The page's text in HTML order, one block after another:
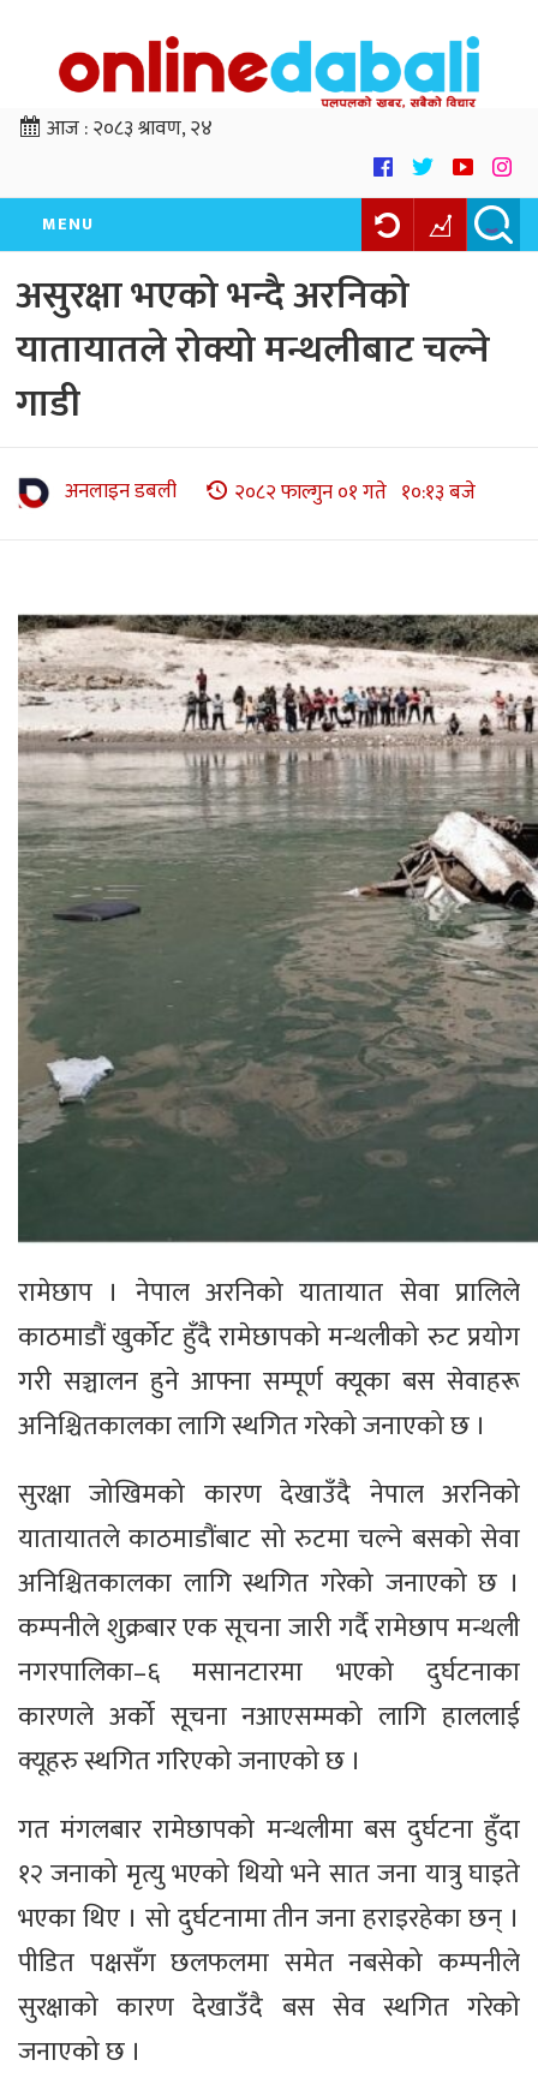
आज :२०८३ श्रावण, २४
MENU
असुरक्षा भएको भन्दै अरनिको
यातायातले रोक्यो मन्थलीबाट चल्ने
गाडी
अनलाइन डबली २०८२ फाल्गुन ०१ गते १०:१३ बजे
रामेछाप । नेपाल अरनिको यातायात सेवा प्रालिले
काठमाडौं खुर्कोट हुँदै रामेछापको मन्थलीको रुट प्रयोग
गरी सञ्चालन हुने आफ्ना सम्पूर्ण क्यूका बस सेवाहरू
अनिश्चितकालका लागि स्थगित गरेको जनाएको छ ।
सुरक्षा जोखिमको कारण देखाउँदै नेपाल अरनिको
यातायातले काठमाडौंबाट सो रुटमा चल्ने बसको सेवा
अनिश्चितकालका लागि स्थगित गरेको जनाएको छ ।
कम्पनीले शुक्रबार एक सूचना जारी गर्दै रामेछाप मन्थली
नगरपालिका–६ मसानटारमा भएको दुर्घटनाका
कारणले अर्को सूचना नआएसम्मको लागि हाललाई
क्यूहरु स्थगित गरिएको जनाएको छ ।
गत मंगलबार रामेछापको मन्थलीमा बस दुर्घटना हुँदा
१२ जनाको मृत्यु भएको थियो भने सात जना यात्रु घाइते
भएका थिए । सो दुर्घटनामा तीन जना हराइरहेका छन् ।
पीडित पक्षसँग छलफलमा समेत नबसेको कम्पनीले
सुरक्षाको कारण देखाउँदै बस सेव स्थगित गरेको
जनाएको छ ।